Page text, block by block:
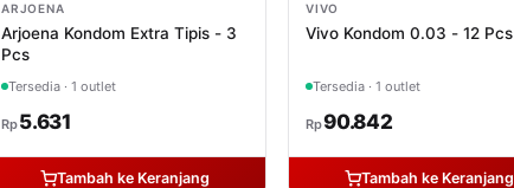
ARJOENA
Arjoena Kondom Extra Tipis - 3
Pcs
Tersedia · 1 outlet
Rp5.631
Tambah ke Keranjang
VIVO
Vivo Kondom 0.03 - 12 Pcs
Tersedia · 1 outlet
Rp90.842
Tambah ke Keranjang